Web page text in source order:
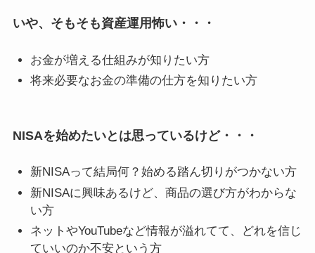
いや、そもそも資産運用怖い・・・
お金が増える仕組みが知りたい方
将来必要なお金の準備の仕方を知りたい方
NISAを始めたいとは思っているけど・・・
新NISAって結局何？始める踏ん切りがつかない方
新NISAに興味あるけど、商品の選び方がわからな
い方
ネットやYouTubeなど情報が溢れてて、どれを信じ
ていいのか不安という方